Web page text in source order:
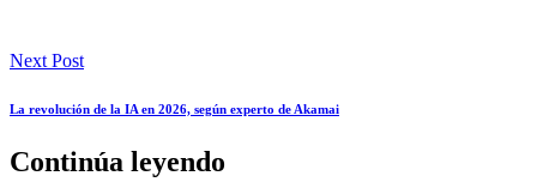
Next Post
La revolución de la IA en 2026, según experto de Akamai
Continúa leyendo